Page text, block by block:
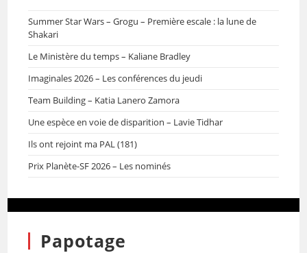
Summer Star Wars – Grogu – Première escale : la lune de
Shakari
Le Ministère du temps – Kaliane Bradley
Imaginales 2026 – Les conférences du jeudi
Team Building – Katia Lanero Zamora
Une espèce en voie de disparition – Lavie Tidhar
Ils ont rejoint ma PAL (181)
Prix Planète-SF 2026 – Les nominés
Papotage